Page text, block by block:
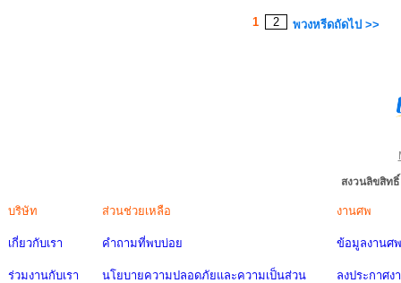
1 2 พวงหรีดถัดไป >>
สงวนลิขสิท
บริษัท
เกี่ยวกับเรา
ร่วมงานกับเรา
ส่วนช่วยเหลือ
คำถามที่พบบ่อย
นโยบายความปลอดภัยและความเป็นส่วน
งานศพ
ข้อมูลงานศพ
ลงประกาศง